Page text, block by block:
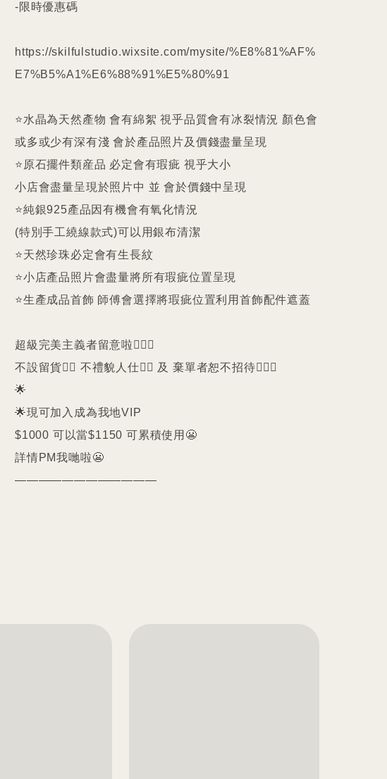
-限時優惠碼
https://skilfulstudio.wixsite.com/mysite/%E8%81%AF%
E7%B5%A1%E6%88%91%E5%80%91
⭐️水晶為天然產物 會有綿絮 視乎品質會有冰裂情況 顏色會
或多或少有深有淺 會於產品照片及價錢盡量呈現
⭐️原石擺件類産品 必定會有瑕疵 視乎大小
小店會盡量呈現於照片中 並 會於價錢中呈現
⭐️純銀925產品因有機會有氧化情況
(特別手工繞線款式)可以用銀布清潔
⭐️天然珍珠必定會有生長紋
⭐️小店產品照片會盡量將所有瑕疵位置呈現
⭐️生產成品首飾 師傅會選擇將瑕疵位置利用首飾配件遮蓋
超級完美主義者留意啦🙇🏻‍♀️
不設留貨🙅‍♀️ 不禮貌人仕🙅‍♀️ 及 棄單者恕不招待🙇🏻‍♀️
🌟
🌟現可加入成為我地VIP
$1000 可以當$1150 可累積使用😬
詳情PM我哋啦😬
————————————